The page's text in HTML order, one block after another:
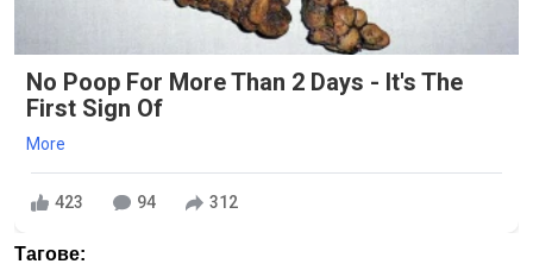
No Poop For More Than 2 Days - It's The
First Sign Of
More
423 94 312
Тагове: